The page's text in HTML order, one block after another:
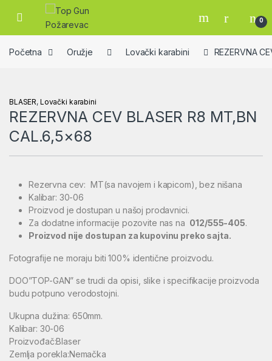
Skip to navigation
Skip to content
Open 0
Početna Oružje Lovački karabini REZERVNA
BLASER, Lovački karabini
REZERVNA CEV BLASER R8 MT,BN
CAL.6,5×68
Rezervna cev: MT(sa navojem i kapicom), bez nišana
Kalibar: 30-06
Proizvod je dostupan u našoj prodavnici.
Za dodatne informacije pozovite nas na 012/555-405.
Proizvod nije dostupan za kupovinu preko sajta.
Fotografije ne moraju biti 100% identične proizvodu.
DOO”TOP-GAN” se trudi da opisi, slike i specifikacije proizvoda
budu potpuno verodostojni.
Ukupna dužina: 650mm.
Kalibar: 30-06
Proizvođač:Blaser
Zemlja porekla:Nemačka